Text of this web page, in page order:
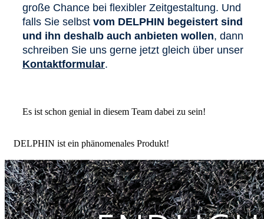
große Chance bei flexibler Zeitgestaltung. Und
falls Sie selbst vom DELPHIN begeistert sind
und ihn deshalb auch anbieten wollen, dann
schreiben Sie uns gerne jetzt gleich über unser
Kontaktformular.
Es ist schon genial in diesem Team dabei zu sein!
DELPHIN ist ein phänomenales Produkt!